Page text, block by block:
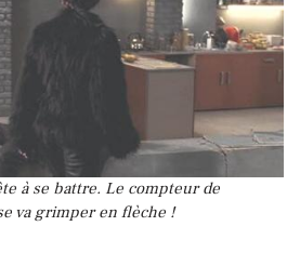
à se battre. Le compteur de
va grimper en flèche !